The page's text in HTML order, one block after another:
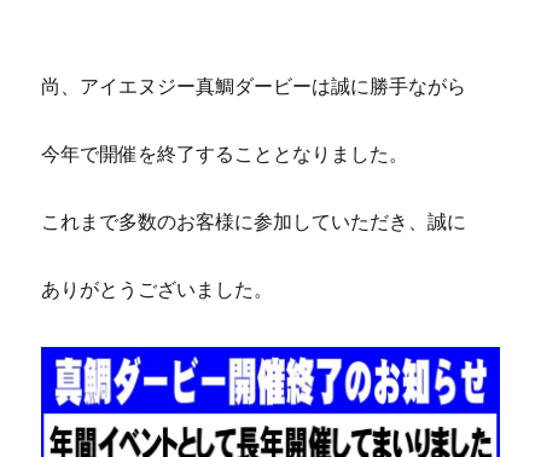
尚、アイエヌジー真鯛ダービーは誠に勝手ながら
今年で開催を終了することとなりました。
これまで多数のお客様に参加していただき、誠に
ありがとうございました。